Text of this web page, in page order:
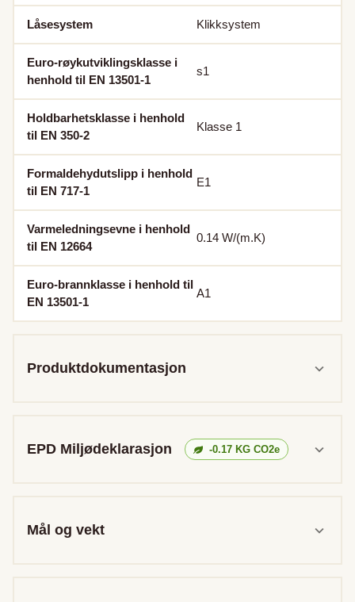
Låsesystem Klikksystem
Euro-røykutviklingsklasse i
henhold til EN 13501-1
s1
Holdbarhetsklasse i henhold
til EN 350-2
Klasse 1
Formaldehydutslipp i henhold
til EN 717-1
E1
Varmeledningsevne i henhold
til EN 12664
0.14 W/(m.K)
Euro-brannklasse i henhold til
EN 13501-1
A1
Produktdokumentasjon
EPD Miljødeklarasjon -0.17 KG CO2e
Mål og vekt